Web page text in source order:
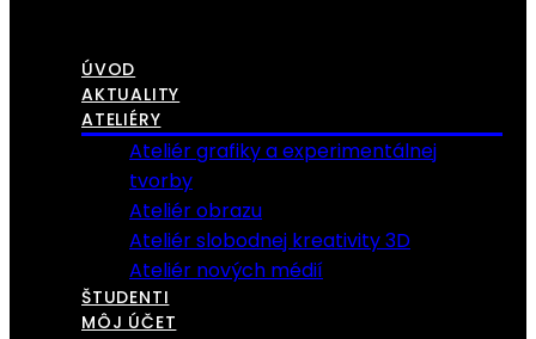
ÚVOD
AKTUALITY
ATELIÉRY
Ateliér grafiky a experimentálnej
tvorby
Ateliér obrazu
Ateliér slobodnej kreativity 3D
Ateliér nových médií
ŠTUDENTI
MÔJ ÚČET